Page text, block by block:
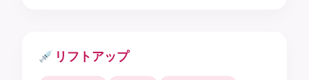
リフトアップ